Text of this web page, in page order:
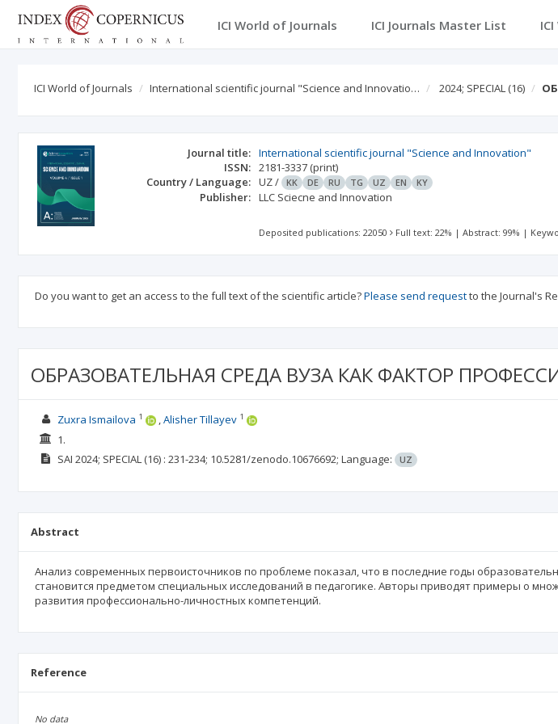
ICI World of Journals ICI Journals Master List
ICI World of Journals International scientific journal "Science and Innovatio… 2024; SPECIAL (16)
Journal title: International scientific journal "Science and Innovation"
ISSN: 2181-3337 (print)
Country / Language: UZ/ KK DE RU TG UZ EN KY
Publisher: LLC Sciecne and Innovation
Deposited publications: 22050 Full text: 22% |Abstract: 99% |
Do you want to get an access to the full text of the scientific article?Please send requestto the Journal's
ОБРАЗОВАТЕЛЬНАЯ СРЕДА ВУЗА КАК ФАКТОР
Zuxra Ismailova 1 Alisher Tillayev 1
1.
SAI 2024; SPECIAL(16) : 231-234; 10.5281/zenodo.10676692; Language: UZ
Abstract
Анализ современных первоисточников по проблеме показал, что в последние годы
становится предметом специальных исследований в педагогике. Авторы приводят примеры о
развития профессионально-личностных компетенций.
Reference
No data